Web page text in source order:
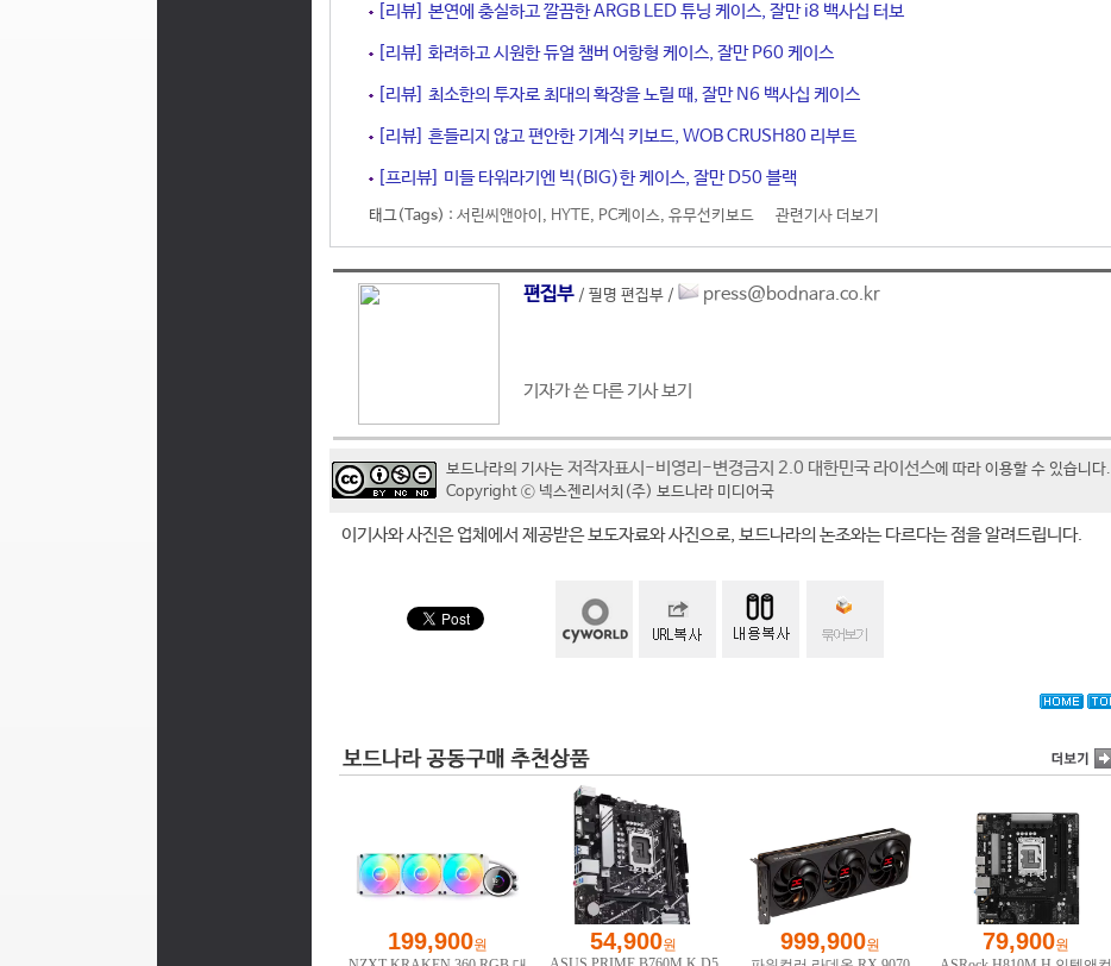
[리뷰] 본연에 충실하고 깔끔한 ARGB LED 튜닝 케이스, 잘만 i8 백사십 터보
[리뷰] 화려하고 시원한 듀얼 챔버 어항형 케이스, 잘만 P60 케이스
[리뷰] 최소한의 투자로 최대의 확장을 노릴 때, 잘만 N6 백사십 케이스
[리뷰] 흔들리지 않고 편안한 기계식 키보드, WOB CRUSH80 리부트
[프리뷰] 미들 타워라기엔 빅(BIG)한 케이스, 잘만 D50 블랙
태그(Tags) : 서린씨앤아이 , HYTE, PC케이스, 유무선키보드 관련기사 더보기
편집부 / 필명 편집부 / press@bodnara.co.kr
기자가 쓴 다른 기사 보기
보드나라의 기사는 저작자표시-비영리-변경금지 2.0 대한민국 라이선스에 따라 이용할 수 있습니다.
Copyright ⓒ 넥스젠리서치(주) 보드나라 미디어국
이기사와 사진은 업체에서 제공받은 보도자료와 사진으로, 보드나라의 논조와는 다르다는 점을 알려드립니다.